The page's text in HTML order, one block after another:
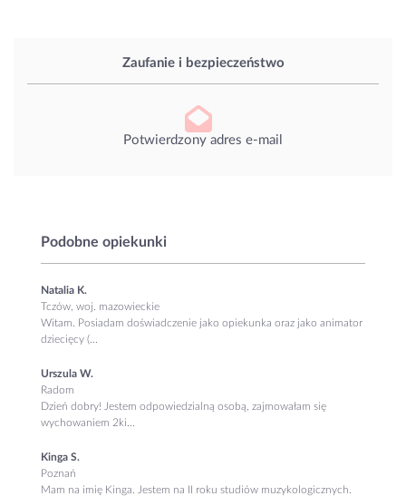
Zaufanie i bezpieczeństwo
Potwierdzony adres e-mail
Podobne opiekunki
Natalia K.
Tczów, woj. mazowieckie
Witam. Posiadam doświadczenie jako opiekunka oraz jako animator
dziecięcy (...
Urszula W.
Radom
Dzień dobry! Jestem odpowiedzialną osobą, zajmowałam się
wychowaniem 2ki...
Kinga S.
Poznań
Mam na imię Kinga. Jestem na II roku studiów muzykologicznych.